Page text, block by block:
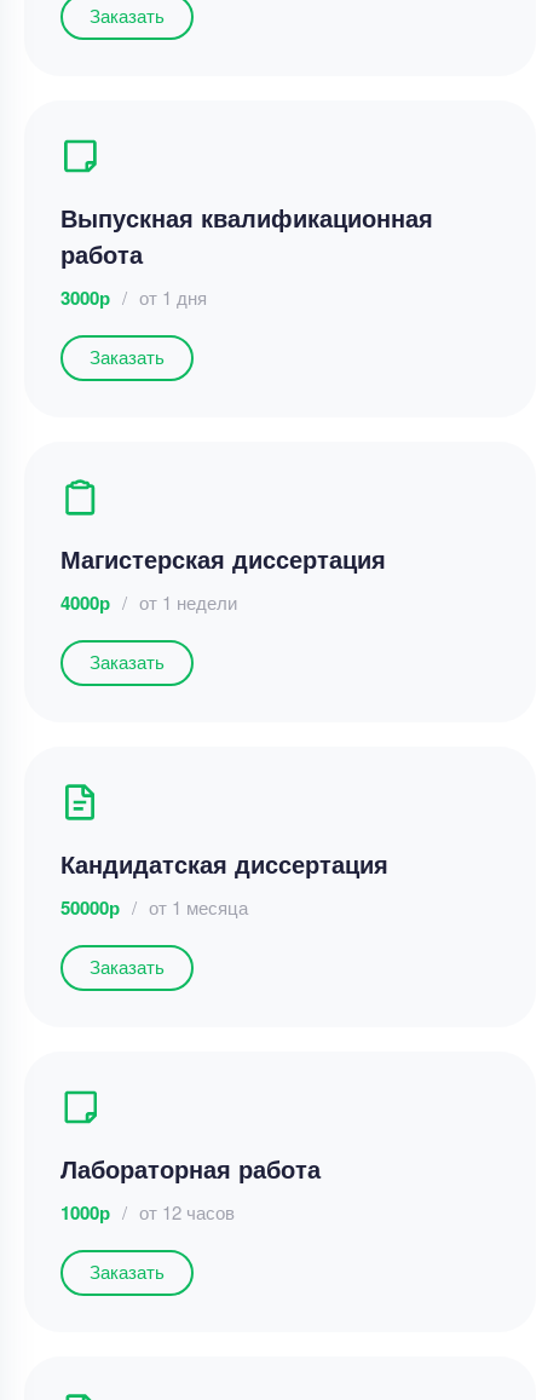
Заказать
Выпускная квалификационная
работа
3000р / от 1 дня
Заказать
Магистерская диссертация
4000р / от 1 недели
Заказать
Кандидатская диссертация
50000р / от 1 месяца
Заказать
Лабораторная работа
1000р / от 12 часов
Заказать